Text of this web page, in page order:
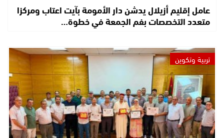
عامل إقليم أزيلال يدشن دار الأمومة بآيت اعتاب ومركزا
متعدد التخصصات بفم الجمعة في خطوة…
تربية وتكوين